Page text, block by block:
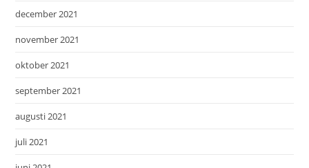
december 2021
november 2021
oktober 2021
september 2021
augusti 2021
juli 2021